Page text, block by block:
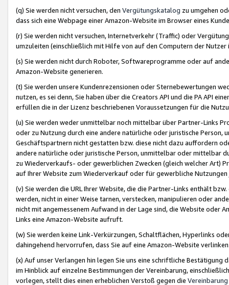
(q) Sie werden nicht versuchen, den Vergütungskatalog zu umgehen
dass sich eine Webpage einer Amazon-Website im Browser eines
(r) Sie werden nicht versuchen, Internetverkehr (Traffic) oder
umzuleiten (einschließlich mit Hilfe von auf den Computern der
(s) Sie werden nicht durch Roboter, Softwareprogramme oder auf
Amazon-Website generieren.
(t) Sie werden unsere Kundenrezensionen oder Sternebewertungen
nutzen, es sei denn, Sie haben über die Creators API und die PA API
erfüllen die in der Lizenz beschriebenen Voraussetzungen für die
(u) Sie werden weder unmittelbar noch mittelbar über Partner-Links
oder zu Nutzung durch eine andere natürliche oder juristische
Geschäftspartnern nicht gestatten bzw. diese nicht dazu auffordern
andere natürliche oder juristische Person, unmittelbar oder mittelbar
zu Wiederverkaufs- oder gewerblichen Zwecken (gleich welcher Art)
auf Ihrer Website zum Wiederverkauf oder für gewerbliche
(v) Sie werden die URL Ihrer Website, die die Partner-Links enthält
werden, nicht in einer Weise tarnen, verstecken, manipulieren oder
nicht mit angemessenem Aufwand in der Lage sind, die Website oder
Links eine Amazon-Website aufruft.
(w) Sie werden keine Link-Verkürzungen, Schaltflächen, Hyperlinks
dahingehend hervorrufen, dass Sie auf eine Amazon-Website
(x) Auf unser Verlangen hin legen Sie uns eine schriftliche
im Hinblick auf einzelne Bestimmungen der Vereinbarung,
vorlegen, stellt dies einen erheblichen Verstoß gegen die Vereinbarung